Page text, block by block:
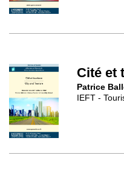
Cité et
Patrice
IEFT -